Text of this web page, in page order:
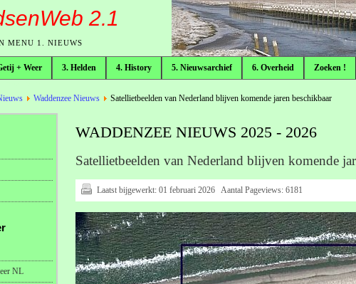
2.1
MENU 1. NIEUWS
+ Weer 3. Helden 4. History 5. Nieuwsarchief 6. Overheid Zoeken !
Waddenzee Nieuws Satellietbeelden van Nederland blijven komende jaren beschikbaar
WADDENZEE NIEUWS 2025 - 2026
Satellietbeelden van Nederland blijven komende
Laatst bijgewerkt: 01 februari 2026 Aantal Pageviews: 6181
NL